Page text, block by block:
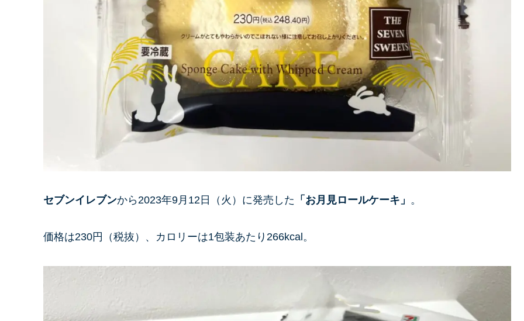
セブンイレブンから2023年9月12日（火）に発売した 「 お月見ロールケーキ 」 。
価格は230円（税抜）、カロリーは1包装あたり266kcal。